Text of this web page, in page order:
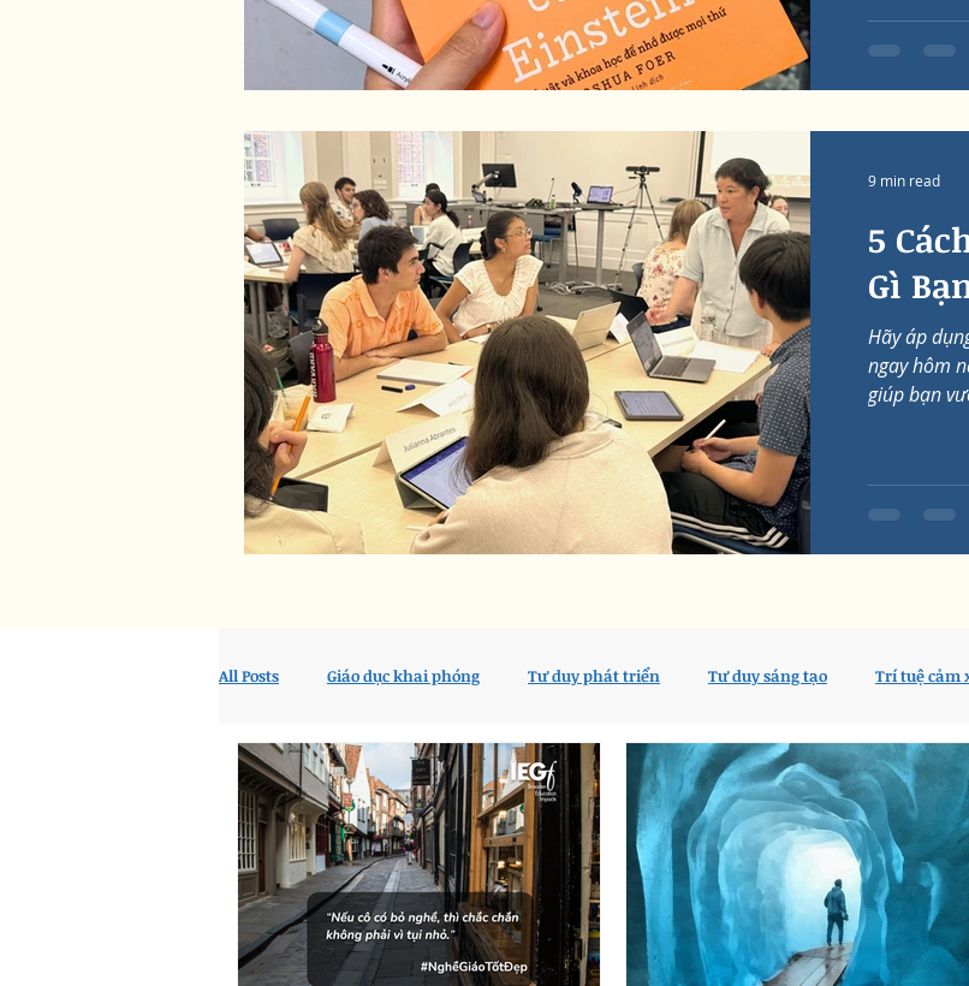
5
Gì
Hãy áp
ngay hôm
giúp bạn
9 min read
All Posts Giáo dục khai phóng Tư duy phát triển Tư duy sáng tạo Trí tuệ cảm
PEN Dạy và học Tổng hợp nghiên cứu Nghề giáo tốt đẹp Tủ Sách IEG